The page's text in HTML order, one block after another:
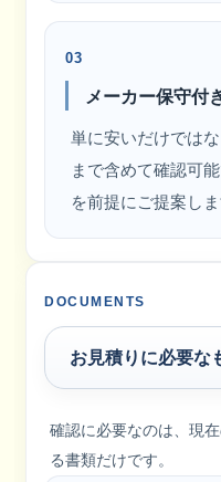
03
メーカー保守付
単に安いだけでは
まで含めて確認可
を前提にご提案しま
DOCUMENTS
お見積りに必要な
確認に必要なのは、現
る書類だけです。